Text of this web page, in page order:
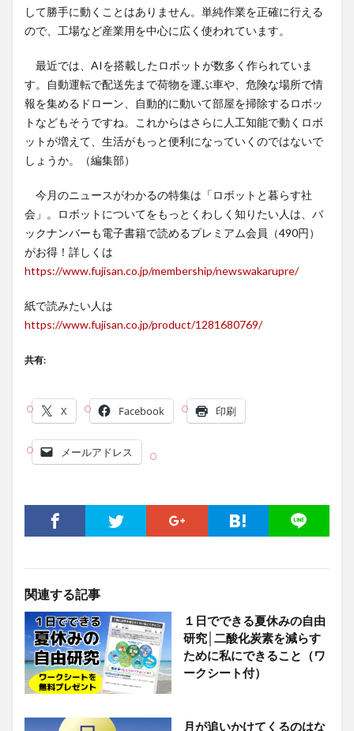
して勝手に動くことはありません。単純作業を正確に行える
ので、工場など産業用を中心に広く使われています。
最近では、AIを搭載したロボットが数多く作られていま
す。自動運転で配送先まで荷物を運ぶ車や、危険な場所で情
報を集めるドローン、自動的に動いて部屋を掃除するロボッ
トなどもそうですね。これからはさらに人工知能で動くロボ
ットが増えて、生活がもっと便利になっていくのではないで
しょうか。（編集部）
今月のニュースがわかるの特集は「ロボットと暮らす社
会」。ロボットについてをもっとくわしく知りたい人は、バ
ックナンバーも電子書籍で読めるプレミアム会員（490円）
がお得！詳しくは
https://www.fujisan.co.jp/membership/newswakarupre/
紙で読みたい人は
https://www.fujisan.co.jp/product/1281680769/
共有:
X Facebook 印刷
メールアドレス
関連する記事
１日でできる夏休みの自由
研究│二酸化炭素を減らす
ために私にできること（ワ
ークシート付）
月が追いかけてくるのはな